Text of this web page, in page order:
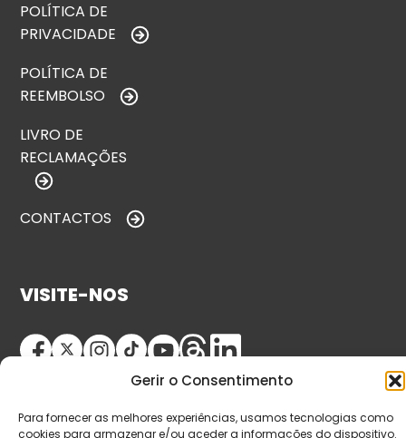
Gerir o Consentimento
Para fornecer as melhores experiências, usamos tecnologias como
cookies para armazenar e/ou aceder a informações do dispositivo.
POLÍTICA DE
PRIVACIDADE
POLÍTICA DE
REEMBOLSO
LIVRO DE
RECLAMAÇÕES
CONTACTOS
VISITE-NOS